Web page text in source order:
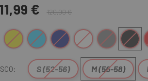
€ 120,00 €
Groc Blau Blau FoscBlanc-Gris GrisNegre Mate
S (52-56) M (56-58)